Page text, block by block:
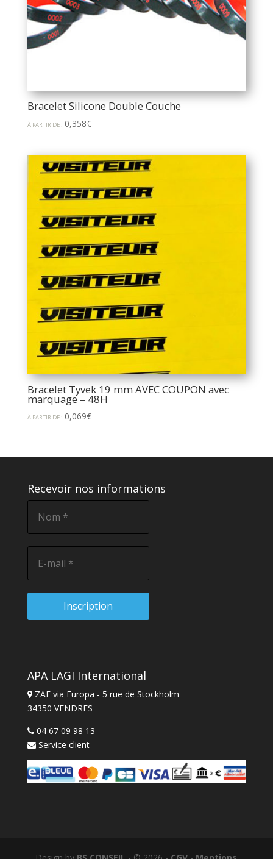
Bracelet Silicone Double Couche
À PARTIR DE : 0,358€
Bracelet Tyvek 19 mm AVEC COUPON avec
marquage – 48H
À PARTIR DE : 0,069€
Recevoir nos informations
APA LAGI International
ZAE via Europa - 5 rue de Stockholm
34350 VENDRES
04 67 09 98 13
Service client